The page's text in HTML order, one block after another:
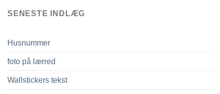
SENESTE INDLÆG
Husnummer
foto på lærred
Wallstickers tekst